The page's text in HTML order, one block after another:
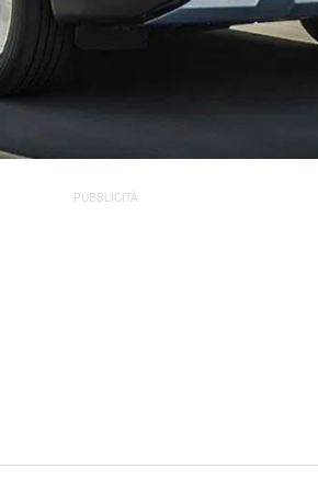
PUBBLICITÀ